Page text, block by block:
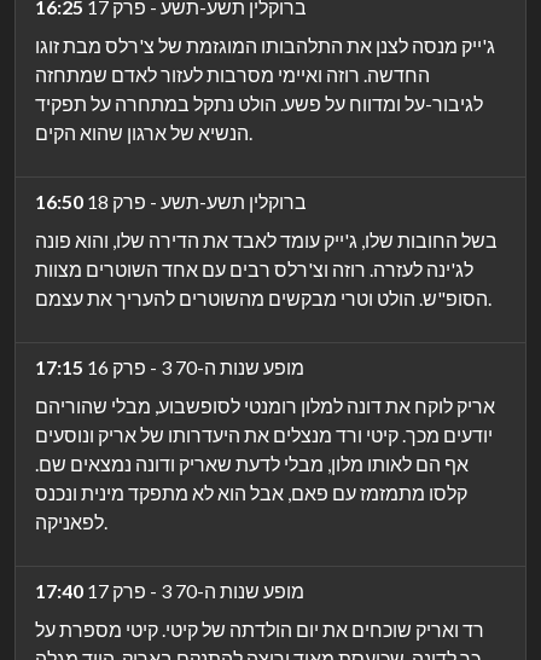
16:25
ברוקלין תשע-תשע - פרק 17
ג'ייק מנסה לצנן את התלהבותו המוגזמת של צ'רלס מבת זוגו
החדשה. רוזה ואיימי מסרבות לעזור לאדם שמתחזה
לגיבור-על ומדווח על פשע. הולט נתקל במתחרה על תפקיד
הנשיא של ארגון שהוא הקים.
16:50
ברוקלין תשע-תשע - פרק 18
בשל החובות שלו, ג'ייק עומד לאבד את הדירה שלו, והוא פונה
לג'ינה לעזרה. רוזה וצ'רלס רבים עם אחד השוטרים מצוות
הסופ"ש. הולט וטרי מבקשים מהשוטרים להעריך את עצמם.
17:15
מופע שנות ה-70 3 - פרק 16
אריק לוקח את דונה למלון רומנטי לסופשבוע, מבלי שהוריהם
יודעים מכך. קיטי ורד מנצלים את היעדרותו של אריק ונוסעים
אף הם לאותו מלון, מבלי לדעת שאריק ודונה נמצאים שם.
קלסו מתמזמז עם פאם, אבל הוא לא מתפקד מינית ונכנס
לפאניקה.
17:40
מופע שנות ה-70 3 - פרק 17
רד ואריק שוכחים את יום הולדתה של קיטי. קיטי מספרת על